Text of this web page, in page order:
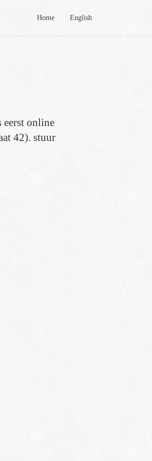
Home English
eerst online
42). stuur